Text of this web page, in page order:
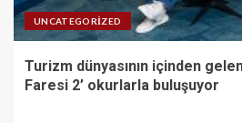
UNCATEGORIZED
Turizm dünyasının içinden
Faresi 2’ okurlarla buluşuyor